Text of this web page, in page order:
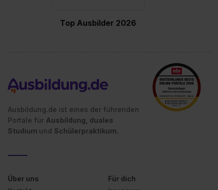
Top Ausbilder 2026
Ausbildung.de ist eines der führenden
Portale für Ausbildung, duales
Studium und Schülerpraktikum.
Über uns
Für dich